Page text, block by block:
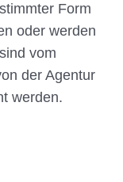
Form
oder werden
vom
der Agentur
werden.